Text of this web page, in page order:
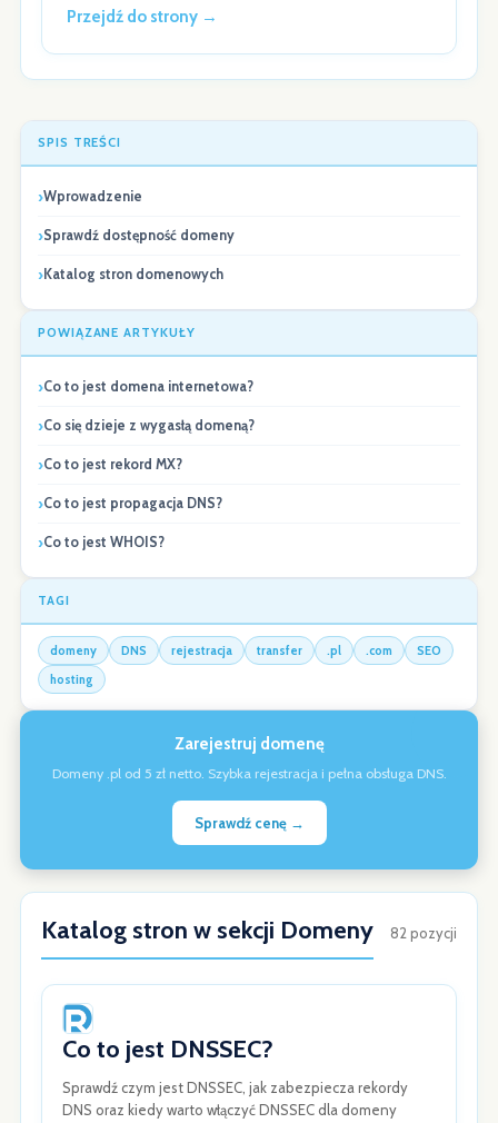
Przejdź do strony →
SPIS TREŚCI
Wprowadzenie
Sprawdź dostępność domeny
Katalog stron domenowych
POWIĄZANE ARTYKUŁY
Co to jest domena internetowa?
Co się dzieje z wygasłą domeną?
Co to jest rekord MX?
Co to jest propagacja DNS?
Co to jest WHOIS?
TAGI
domeny DNS rejestracja transfer .pl .com
SEO
hosting
Zarejestruj domenę
Domeny .pl od 5 zł netto. Szybka rejestracja i pełna obsługa DNS.
Sprawdź cenę →
Katalog stron w sekcji Domeny 82 pozycji
Co to jest DNSSEC?
Sprawdź czym jest DNSSEC, jak zabezpiecza rekordy
DNS oraz kiedy warto włączyć DNSSEC dla domeny